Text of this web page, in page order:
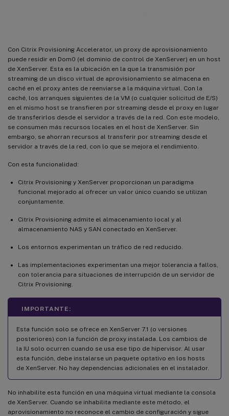
Con Citrix Provisioning Accelerator, un proxy de aprovisionamiento
puede residir en Dom0 (el dominio de control de XenServer) en un host
de XenServer. Esta es la ubicación en la que la transmisión por
streaming de un disco virtual de aprovisionamiento se almacena en
caché en el proxy antes de reenviarse a la máquina virtual. Con la
caché, los arranques siguientes de la VM (o cualquier solicitud de E/S)
en el mismo host se transfieren por streaming desde el proxy en lugar
de transferirlos desde el servidor a través de la red. Con este modelo,
se consumen más recursos locales en el host de XenServer. Sin
embargo, se ahorran recursos al transferir por streaming desde el
servidor a través de la red, con lo que se mejora el rendimiento.
Con esta funcionalidad:
Citrix Provisioning y XenServer proporcionan un paradigma
funcional mejorado al ofrecer un valor único cuando se utilizan
conjuntamente.
Citrix Provisioning admite el almacenamiento local y al
almacenamiento NAS y SAN conectado en XenServer.
Los entornos experimentan un tráfico de red reducido.
Las implementaciones experimentan una mejor tolerancia a fallos,
con tolerancia para situaciones de interrupción de un servidor de
Citrix Provisioning.
IMPORTANTE:
Esta función solo se ofrece en XenServer 7.1 (o versiones
posteriores) con la función de proxy instalada. Los cambios de
la IU solo ocurren cuando se usa ese tipo de hipervisor. Al usar
esta función, debe instalarse un paquete optativo en los hosts
de XenServer. No hay dependencias adicionales en el instalador.
No inhabilite esta función en una máquina virtual mediante la consola
de XenServer. Cuando se inhabilita mediante este método, el
aprovisionamiento no reconoce el cambio de configuración y sigue